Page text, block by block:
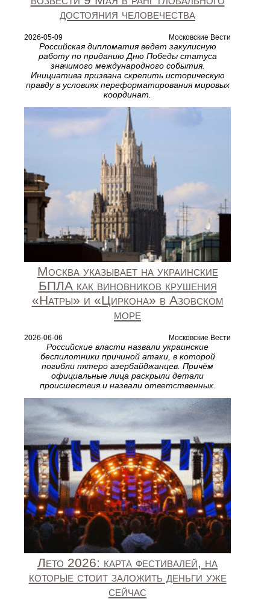
достояния человечества
2026-05-09 Московские Вести
Российская дипломатия ведет закулисную
работу по приданию Дню Победы статуса
значимого международного события.
Инициатива призвана скрепить историческую
правду в условиях переформатирования мировых
координат.
Москва указывает на украинские
БПЛА как виновников крушения
«Натры» и «Циркона» в Азовском
море
2026-06-06 Московские Вести
Российские власти назвали украинские
беспилотники причиной атаки, в которой
погибли пятеро азербайджанцев. Причём
официальные лица раскрыли детали
происшествия и назвали ответственных.
Лето 2026: карта фестивалей, на
которые стоит заложить деньги уже
сейчас